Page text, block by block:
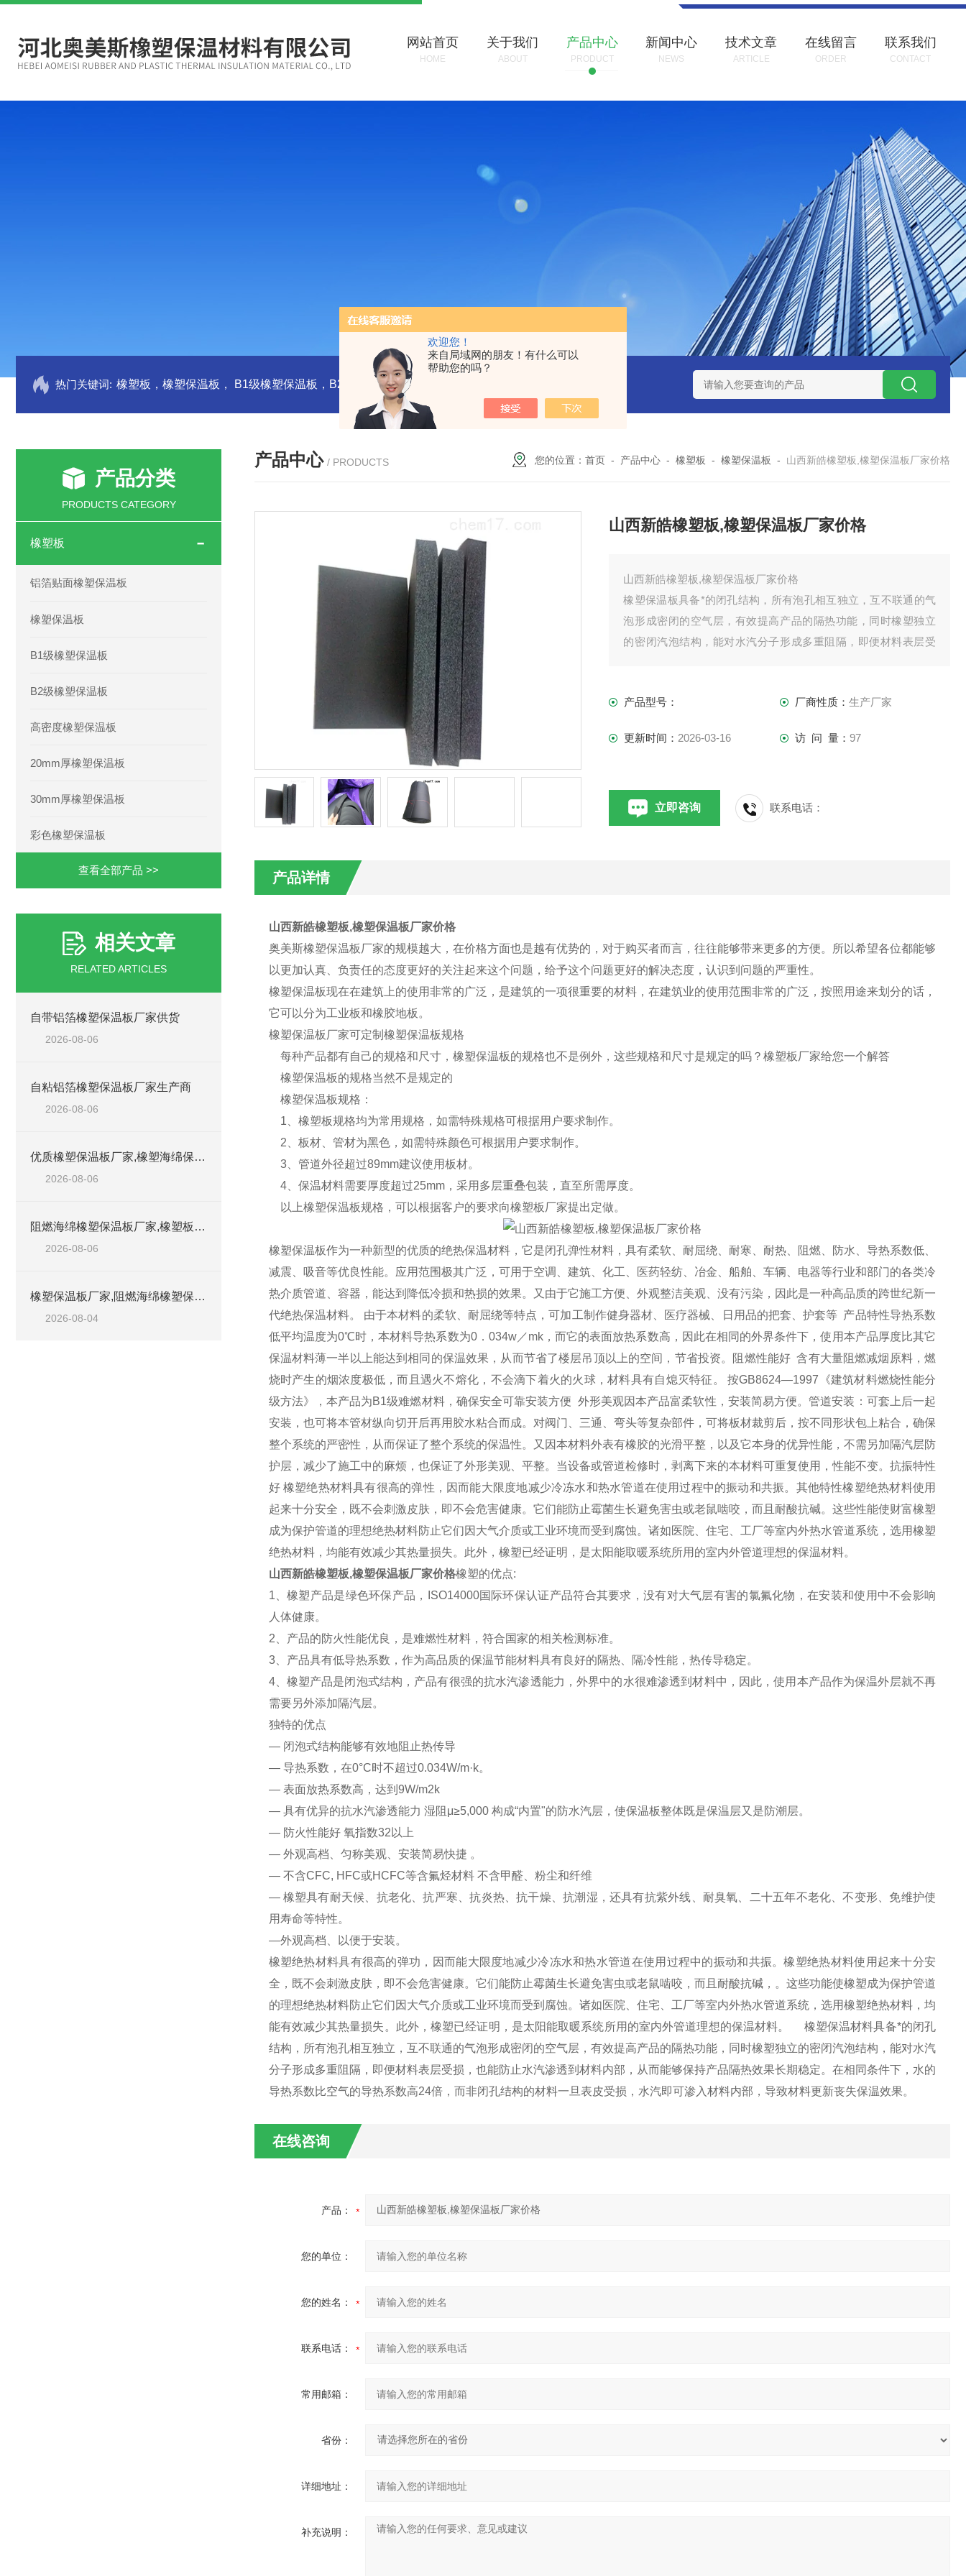
欢迎您！
来自局域网的朋友！有什么可以
帮助您的吗？
网站首页
HOME
关于我们
ABOUT
产品中心
PRODUCT
新闻中心
NEWS
技术文章
ARTICLE
在线留言
ORDER
联系我们
CONTACT
热门关键词:
产品分类
PRODUCTS CATEGORY
橡塑板
铝箔贴面橡塑保温板
橡塑保温板
B1级橡塑保温板
B2级橡塑保温板
高密度橡塑保温板
20mm厚橡塑保温板
30mm厚橡塑保温板
彩色橡塑保温板
查看全部产品 >>
相关文章
RELATED ARTICLES
自带铝箔橡塑保温板厂家供货
2026-08-06
自粘铝箔橡塑保温板厂家生产商
2026-08-06
优质橡塑保温板厂家,橡塑海绵保温材料供货商
2026-08-06
阻燃海绵橡塑保温板厂家,橡塑板厂家销售点
2026-08-06
橡塑保温板厂家,阻燃海绵橡塑保温板厂家出售
2026-08-04
产品中心 / PRODUCTS 您的位置： 首页 - 产品中心 - 橡塑板 - 橡塑保温板 - 山西新皓橡塑板,橡塑保温板厂家价格
山西新皓橡塑板,橡塑保温板厂家价格
山西新皓橡塑板,橡塑保温板厂家价格
橡塑保温板具备*的闭孔结构，所有泡孔相互独立，互不联通的气
泡形成密闭的空气层，有效提高产品的隔热功能，同时橡塑独立
的密闭汽泡结构，能对水汽分子形成多重阻隔，即便材料表层受
产品型号：
厂商性质： 生产厂家
更新时间： 2026-03-16 访 问 量： 97
立即咨询 联系电话：
产品详情
山西新皓橡塑板,橡塑保温板厂家价格
奥美斯橡塑保温板厂家的规模越大，在价格方面也是越有优势的，对于购买者而言，往往能够带来更多的方便。所以希望各位都能够
以更加认真、负责任的态度更好的关注起来这个问题，给予这个问题更好的解决态度，认识到问题的严重性。
橡塑保温板现在在建筑上的使用非常的广泛，是建筑的一项很重要的材料，在建筑业的使用范围非常的广泛，按照用途来划分的话，
它可以分为工业板和橡胶地板。
橡塑保温板厂家可定制橡塑保温板规格
每种产品都有自己的规格和尺寸，橡塑保温板的规格也不是例外，这些规格和尺寸是规定的吗？橡塑板厂家给您一个解答
橡塑保温板的规格当然不是规定的
橡塑保温板规格：
1、橡塑板规格均为常用规格，如需特殊规格可根据用户要求制作。
2、板材、管材为黑色，如需特殊颜色可根据用户要求制作。
3、管道外径超过89mm建议使用板材。
4、保温材料需要厚度超过25mm，采用多层重叠包装，直至所需厚度。
以上橡塑保温板规格，可以根据客户的要求向橡塑板厂家提出定做。
橡塑保温板作为一种新型的优质的绝热保温材料，它是闭孔弹性材料，具有柔软、耐屈绕、耐寒、耐热、阻燃、防水、导热系数低、
减震、吸音等优良性能。应用范围极其广泛，可用于空调、建筑、化工、医药轻纺、冶金、船舶、车辆、电器等行业和部门的各类冷
热介质管道、容器，能达到降低冷损和热损的效果。又由于它施工方便、外观整洁美观、没有污染，因此是一种高品质的跨世纪新一
代绝热保温材料。 由于本材料的柔软、耐屈绕等特点，可加工制作健身器材、医疗器械、日用品的把套、护套等 产品特性导热系数
低平均温度为0℃时，本材料导热系数为0．034w／mk，而它的表面放热系数高，因此在相同的外界条件下，使用本产品厚度比其它
保温材料薄一半以上能达到相同的保温效果，从而节省了楼层吊顶以上的空间，节省投资。阻燃性能好 含有大量阻燃减烟原料，燃
烧时产生的烟浓度极低，而且遇火不熔化，不会滴下着火的火球，材料具有自熄灭特征。 按GB8624—1997《建筑材料燃烧性能分
级方法》，本产品为B1级难燃材料，确保安全可靠安装方便 外形美观因本产品富柔软性，安装简易方便。管道安装：可套上后一起
安装，也可将本管材纵向切开后再用胶水粘合而成。对阀门、三通、弯头等复杂部件，可将板材裁剪后，按不同形状包上粘合，确保
整个系统的严密性，从而保证了整个系统的保温性。又因本材料外表有橡胶的光滑平整，以及它本身的优异性能，不需另加隔汽层防
护层，减少了施工中的麻烦，也保证了外形美观、平整。当设备或管道检修时，剥离下来的本材料可重复使用，性能不变。抗振特性
好 橡塑绝热材料具有很高的弹性，因而能大限度地减少冷冻水和热水管道在使用过程中的振动和共振。其他特性橡塑绝热材料使用
起来十分安全，既不会刺激皮肤，即不会危害健康。它们能防止霉菌生长避免害虫或老鼠啮咬，而且耐酸抗碱。这些性能使财富橡塑
成为保护管道的理想绝热材料防止它们因大气介质或工业环境而受到腐蚀。诸如医院、住宅、工厂等室内外热水管道系统，选用橡塑
绝热材料，均能有效减少其热量损失。此外，橡塑已经证明，是太阳能取暖系统所用的室内外管道理想的保温材料。
山西新皓橡塑板,橡塑保温板厂家价格橡塑的优点:
1、橡塑产品是绿色环保产品，ISO14000国际环保认证产品符合其要求，没有对大气层有害的氯氟化物，在安装和使用中不会影响
人体健康。
2、产品的防火性能优良，是难燃性材料，符合国家的相关检测标准。
3、产品具有低导热系数，作为高品质的保温节能材料具有良好的隔热、隔冷性能，热传导稳定。
4、橡塑产品是闭泡式结构，产品有很强的抗水汽渗透能力，外界中的水很难渗透到材料中，因此，使用本产品作为保温外层就不再
需要另外添加隔汽层。
独特的优点
— 闭泡式结构能够有效地阻止热传导
— 导热系数，在0°C时不超过0.034W/m·k。
— 表面放热系数高，达到9W/m2k
— 具有优异的抗水汽渗透能力 湿阻μ≥5,000 构成“内置"的防水汽层，使保温板整体既是保温层又是防潮层。
— 防火性能好 氧指数32以上
— 外观高档、匀称美观、安装简易快捷 。
— 不含CFC, HFC或HCFC等含氟烃材料 不含甲醛、粉尘和纤维
— 橡塑具有耐天候、抗老化、抗严寒、抗炎热、抗干燥、抗潮湿，还具有抗紫外线、耐臭氧、二十五年不老化、不变形、免维护使
用寿命等特性。
—外观高档、以便于安装。
橡塑绝热材料具有很高的弹功，因而能大限度地减少冷冻水和热水管道在使用过程中的振动和共振。橡塑绝热材料使用起来十分安
全，既不会刺激皮肤，即不会危害健康。它们能防止霉菌生长避免害虫或老鼠啮咬，而且耐酸抗碱，。这些功能使橡塑成为保护管道
的理想绝热材料防止它们因大气介质或工业环境而受到腐蚀。诸如医院、住宅、工厂等室内外热水管道系统，选用橡塑绝热材料，均
能有效减少其热量损失。此外，橡塑已经证明，是太阳能取暖系统所用的室内外管道理想的保温材料。 橡塑保温材料具备*的闭孔
结构，所有泡孔相互独立，互不联通的气泡形成密闭的空气层，有效提高产品的隔热功能，同时橡塑独立的密闭汽泡结构，能对水汽
分子形成多重阻隔，即便材料表层受损，也能防止水汽渗透到材料内部，从而能够保持产品隔热效果长期稳定。在相同条件下，水的
导热系数比空气的导热系数高24倍，而非闭孔结构的材料一旦表皮受损，水汽即可渗入材料内部，导致材料更新丧失保温效果。
在线咨询
产品：
您的单位：
您的姓名：
联系电话：
常用邮箱：
省份：
详细地址：
补充说明：